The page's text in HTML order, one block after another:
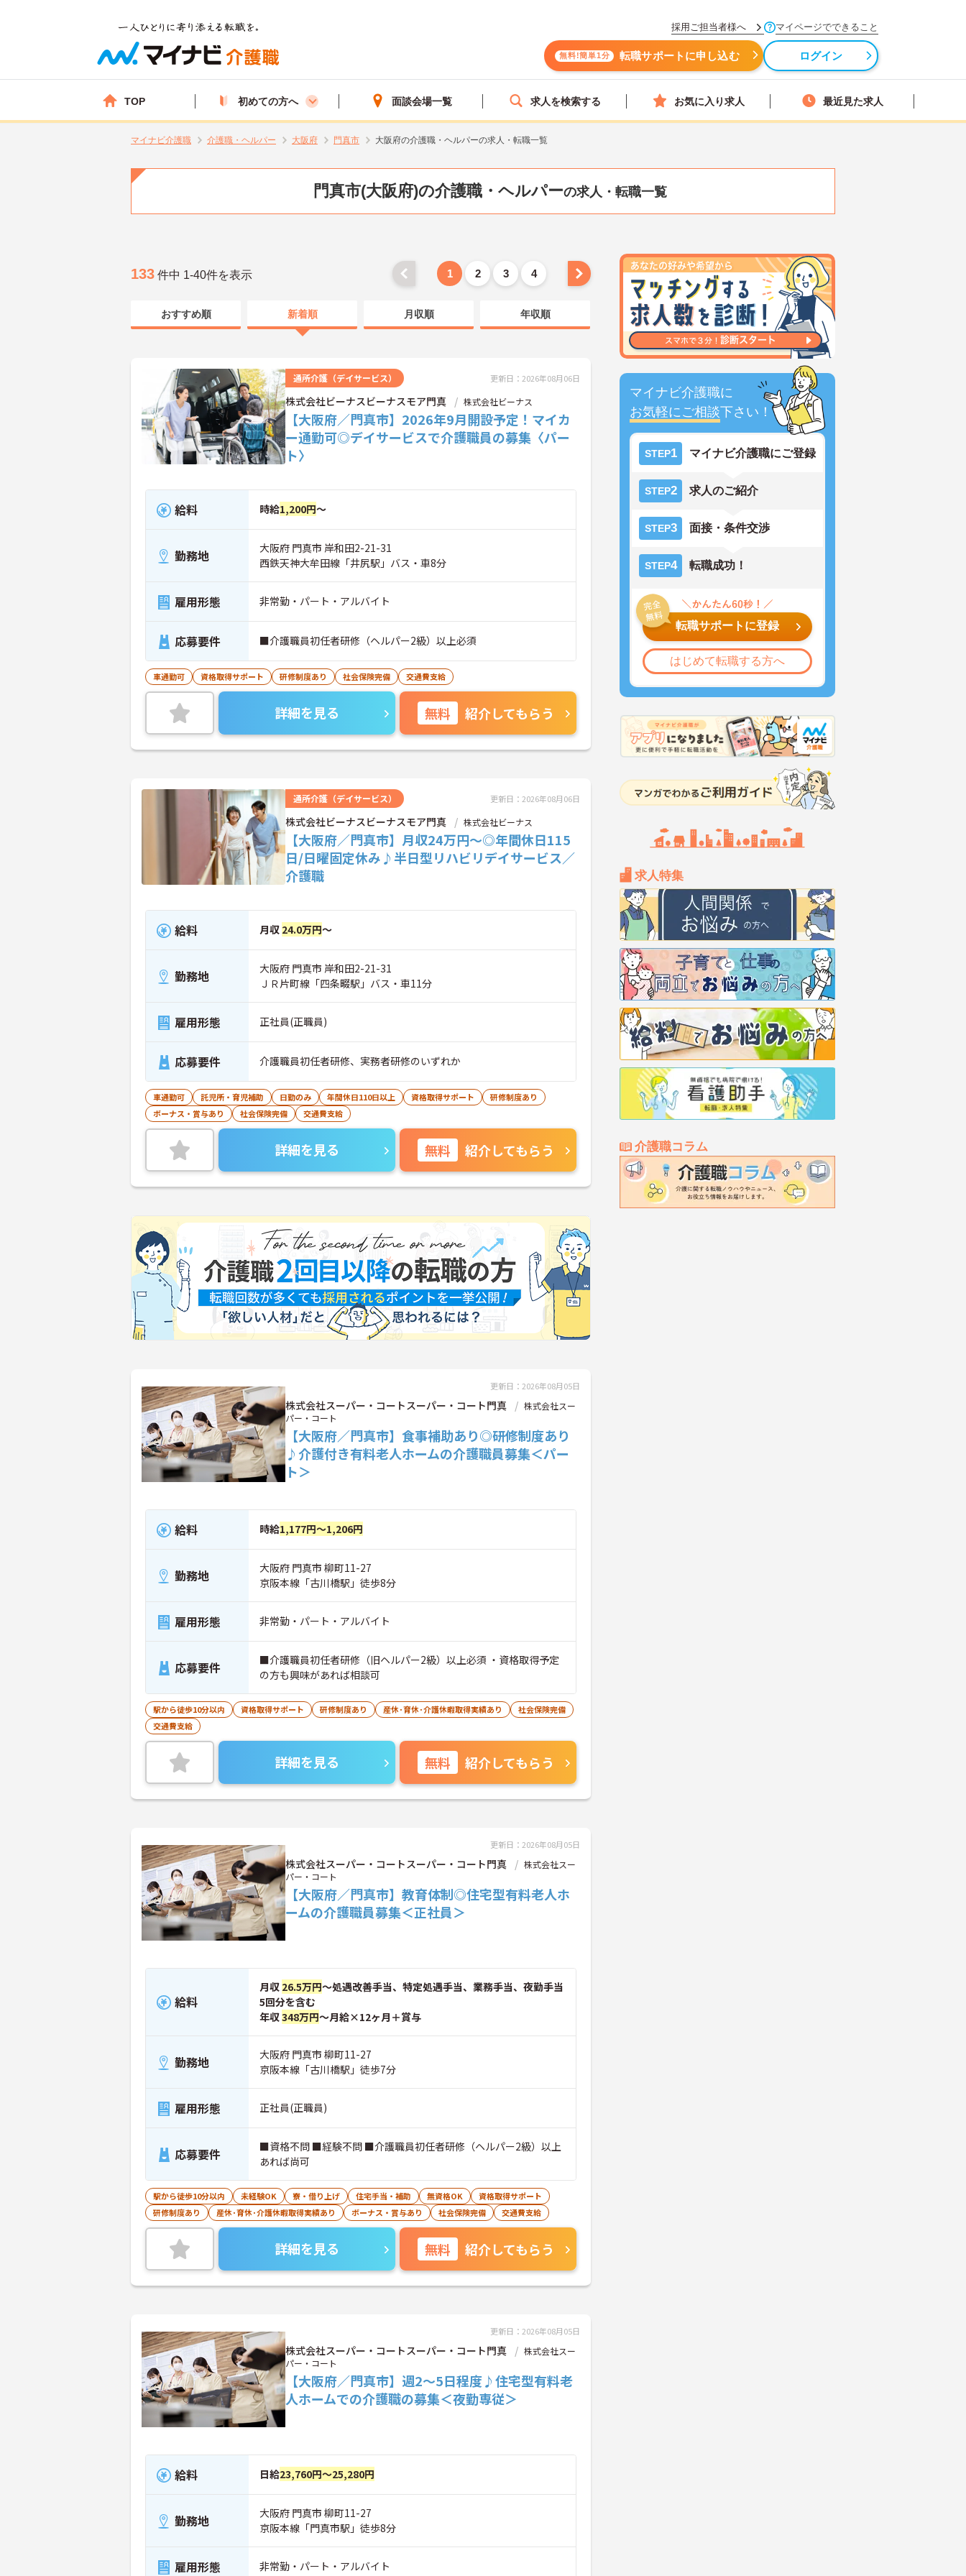
採用ご担当者様へ マイページでできること
無料!簡単1分 転職サポートに申し込む ログイン
TOP 初めての方へ 面談会場一覧 求人を検索する お気に入り求人 最近見た求人
マイナビ介護職 介護職・ヘルパー 大阪府 門真市 大阪府の介護職・ヘルパーの求人・転職一覧
門真市(大阪府)の介護職・ヘルパーの求人・転職一覧
マイナビ介護職に
お気軽にご相談下さい！
STEP1 マイナビ介護職にご登録
STEP2 求人のご紹介
STEP3 面接・条件交渉
STEP4 転職成功！
転職サポートに登録
はじめて転職する方へ
求人特集
介護職コラム
133 件中 1-40件を表示 1 2 3 4
おすすめ順 新着順 月収順 年収順
通所介護（デイサービス） 更新日：2026年08月06日
株式会社ビーナスビーナスモア門真 株式会社ビーナス
【大阪府／門真市】2026年9月開設予定！マイカ
ー通勤可◎デイサービスで介護職員の募集〈パー
ト〉
給料 時給1,200円～
勤務地
大阪府 門真市 岸和田2-21-31
西鉄天神大牟田線「井尻駅」バス・車8分
雇用形態 非常勤・パート・アルバイト
応募要件 ■介護職員初任者研修（ヘルパー2級）以上必須
車通勤可 資格取得サポート 研修制度あり 社会保険完備 交通費支給
詳細を見る 無料 紹介してもらう
通所介護（デイサービス） 更新日：2026年08月06日
株式会社ビーナスビーナスモア門真 株式会社ビーナス
【大阪府／門真市】月収24万円～◎年間休日115
日/日曜固定休み♪半日型リハビリデイサービス／
介護職
給料 月収 24.0万円～
勤務地
大阪府 門真市 岸和田2-21-31
ＪＲ片町線「四条畷駅」バス・車11分
雇用形態 正社員(正職員)
応募要件 介護職員初任者研修、実務者研修のいずれか
車通勤可 託児所・育児補助 日勤のみ 年間休日110日以上 資格取得サポート
研修制度あり
ボーナス・賞与あり
社会保険完備 交通費支給
詳細を見る 無料 紹介してもらう
更新日：2026年08月05日
株式会社スーパー・コートスーパー・コート門真
株式会社スー
パー・コート
【大阪府／門真市】食事補助あり◎研修制度あり
♪介護付き有料老人ホームの介護職員募集＜パー
ト＞
給料 時給1,177円～1,206円
勤務地
大阪府 門真市 柳町11-27
京阪本線「古川橋駅」徒歩8分
雇用形態 非常勤・パート・アルバイト
応募要件
■介護職員初任者研修（旧ヘルパー2級）以上必須 ・資格取得予定
の方も興味があれば相談可
駅から徒歩10分以内 資格取得サポート 研修制度あり 産休･育休･介護休暇取得実績あり
社会保険完備
交通費支給
詳細を見る 無料 紹介してもらう
更新日：2026年08月05日
株式会社スーパー・コートスーパー・コート門真
株式会社スー
パー・コート
【大阪府／門真市】教育体制◎住宅型有料老人ホ
ームの介護職員募集＜正社員＞
給料
月収 26.5万円～処遇改善手当、特定処遇手当、業務手当、夜勤手当
5回分を含む
年収348万円～月給×12ヶ月＋賞与
勤務地
大阪府 門真市 柳町11-27
京阪本線「古川橋駅」徒歩7分
雇用形態 正社員(正職員)
応募要件
■資格不問 ■経験不問 ■介護職員初任者研修（ヘルパー2級）以上
あれば尚可
駅から徒歩10分以内 未経験OK 寮・借り上げ 住宅手当・補助 無資格OK
資格取得サポート
研修制度あり
産休･育休･介護休暇取得実績あり ボーナス・賞与あり 社会保険完備 交通費支給
詳細を見る 無料 紹介してもらう
更新日：2026年08月05日
株式会社スーパー・コートスーパー・コート門真
株式会社スー
パー・コート
【大阪府／門真市】週2～5日程度♪住宅型有料老
人ホームでの介護職の募集＜夜勤専従＞
給料 日給23,760円～25,280円
勤務地
大阪府 門真市 柳町11-27
京阪本線「門真市駅」徒歩8分
雇用形態 非常勤・パート・アルバイト